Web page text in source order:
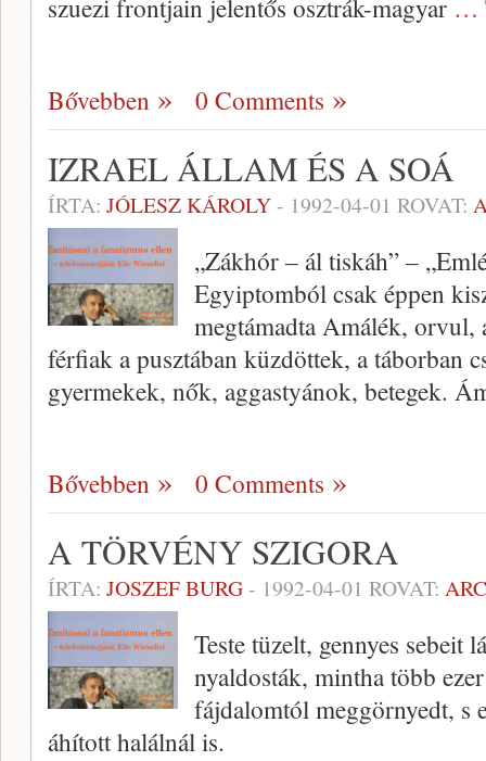
szuezi frontjain jelentős osztrák-magyar …
Bővebben 0 Comments
IZRAEL ÁLLAM ÉS A SOÁ
ÍRTA: JÓLESZ KÁROLY- 1992-04-01 ROVAT:
„Zákhór – ál tiskáh” –
Egyiptomból csak éppen
megtámadta Amálék, orvul,
férfiak a pusztában küzdöttek, a táborban
gyermekek, nők, aggastyánok, betegek.
Bővebben 0 Comments
A TÖRVÉNY SZIGORA
ÍRTA: JOSZEF BURG- 1992-04-01 ROVAT:
Teste tüzelt, gennyes sebeit
nyaldosták, mintha több
fájdalomtól meggörnyedt, s
áhított halálnál is.